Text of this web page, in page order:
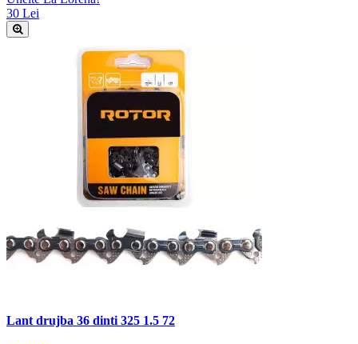
30 Lei
Lant drujba 36 dinti 325 1.5 72